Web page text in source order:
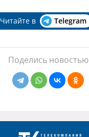
Читайте в Telegram
Поделись новостью